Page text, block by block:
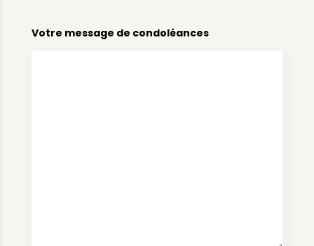
Votre message de condoléances